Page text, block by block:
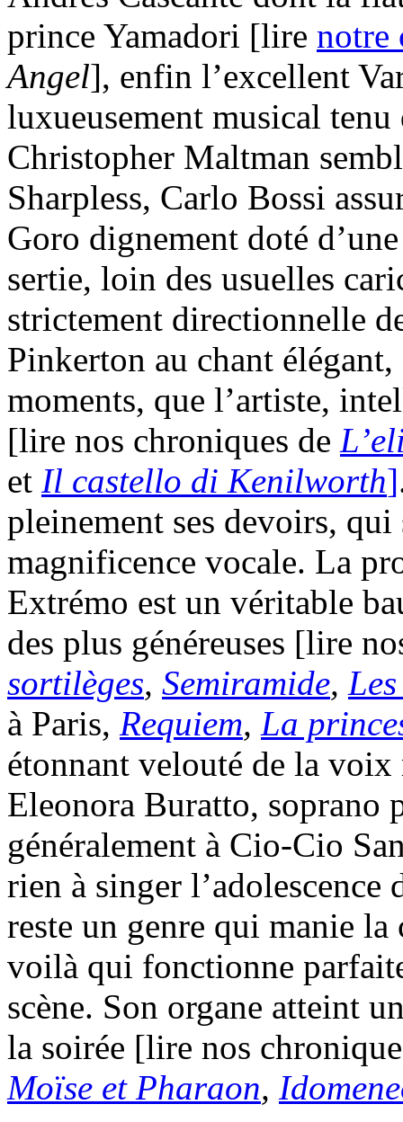
prince Yamadori [lire notre
Angel], enfin l’excellent
luxueusement musical
Christopher Maltman
Sharpless, Carlo Bossi
Goro dignement doté
sertie, loin des usuelles
strictement directionnelle
Pinkerton au chant
moments, que l’artiste,
[lire nos chroniques de
et Il castello di Kenilworth]
pleinement ses devoirs,
magnificence vocale. La
Extrémo est un véritable
des plus généreuses [lire
sortilèges, Semiramide,
à Paris, Requiem, La
étonnant velouté de la
Eleonora Buratto, soprano
généralement à Cio-Cio
rien à singer l’adolescence
reste un genre qui manie
voilà qui fonctionne
scène. Son organe atteint
la soirée [lire nos
Moïse et Pharaon,